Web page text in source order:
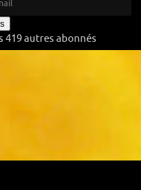
419 autres abonnés